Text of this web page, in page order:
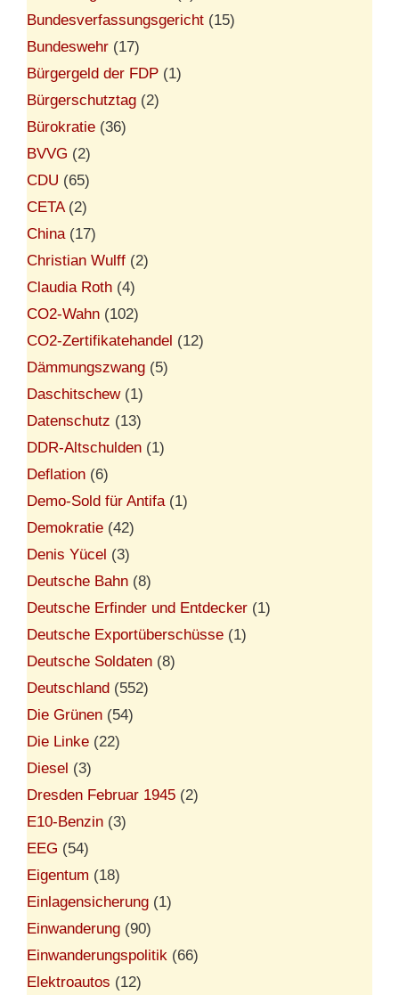
Bundesverfassungsgericht (15)
Bundeswehr (17)
Bürgergeld der FDP (1)
Bürgerschutztag (2)
Bürokratie (36)
BVVG (2)
CDU (65)
CETA(2)
China(17)
Christian Wulff (2)
Claudia Roth (4)
CO2-Wahn (102)
CO2-Zertifikatehandel (12)
Dämmungszwang (5)
Daschitschew(1)
Datenschutz (13)
DDR-Altschulden (1)
Deflation (6)
Demo-Sold für Antifa(1)
Demokratie (42)
Denis Yücel (3)
Deutsche Bahn (8)
Deutsche Erfinder und Entdecker (1)
Deutsche Exportüberschüsse (1)
Deutsche Soldaten (8)
Deutschland (552)
Die Grünen (54)
Die Linke (22)
Diesel (3)
Dresden Februar 1945 (2)
E10-Benzin (3)
EEG (54)
Eigentum (18)
Einlagensicherung (1)
Einwanderung (90)
Einwanderungspolitik (66)
Elektroautos (12)